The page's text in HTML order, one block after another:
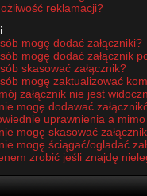
reklamacji?
mogę dodać załączniki?
mogę dodać załącznik
skasować załącznik?
mogę zaktualizować
załącznik nie jest
mogę dodawać
uprawnienia a mimo
mogę skasować
mogę ściągać/ogladać
zrobić jeśli znajdę